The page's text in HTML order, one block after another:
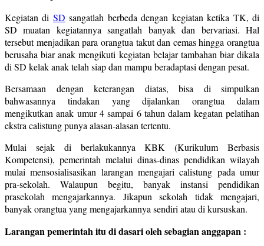
Kegiatan di SD sangatlah berbeda dengan kegiatan ketika TK, di
SD muatan kegiatannya sangatlah banyak dan bervariasi. Hal
tersebut menjadikan para orangtua takut dan cemas hingga orangtua
berusaha biar anak mengikuti kegiatan belajar tambahan biar dikala
di SD kelak anak telah siap dan mampu beradaptasi dengan pesat.
Bersamaan dengan keterangan diatas, bisa di simpulkan
bahwasannya tindakan yang dijalankan orangtua dalam
mengikutkan anak umur 4 sampai 6 tahun dalam kegatan pelatihan
ekstra calistung punya alasan-alasan tertentu.
Mulai sejak di berlakukannya KBK (Kurikulum Berbasis
Kompetensi), pemerintah melalui dinas-dinas pendidikan wilayah
mulai mensosialisasikan larangan mengajari calistung pada umur
pra-sekolah. Walaupun begitu, banyak instansi pendidikan
prasekolah mengajarkannya. Jikapun sekolah tidak mengajari,
banyak orangtua yang mengajarkannya sendiri atau di kursuskan.
Larangan pemerintah itu di dasari oleh sebagian anggapan :